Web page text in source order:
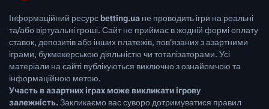
Інформаційний ресурс betting.ua не проводить ігри на реальні
та/або віртуальні гроші. Сайт не приймає в жодній формі оплату
ставок, депозитів або інших платежів, пов’язаних з азартними
іграми, букмекерською діяльністю чи тоталізаторами. Усі
матеріали на сайті публікуються виключно з ознайомчою та
інформаційною метою.
Участь в азартних іграх може викликати ігрову
залежність.Закликаємо вас суворо дотримуватися правил